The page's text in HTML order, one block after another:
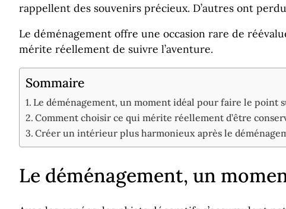
rappellent des souvenirs précieux. D’autres ont
Le déménagement offre une occasion rare de
mérite réellement de suivre l’aventure.
Sommaire
Le déménagement, un moment idéal pour faire le point
Comment choisir ce qui mérite réellement d’être
Créer un intérieur plus harmonieux après le
Le déménagement, un